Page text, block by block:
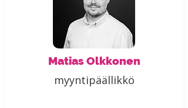
Matias Olkkonen
myyntipäällikkö